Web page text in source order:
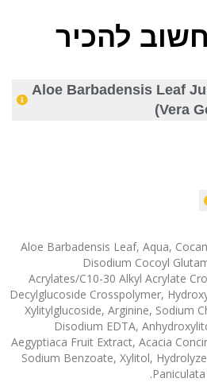
להכיר
Aloe Barbadensis Leaf
Vera
Aloe Barbadensis Leaf, Aqua,
Disodium Cocoyl
Acrylates/C10-30 Alkyl Acrylate
Decylglucoside Crosspolymer,
Xylitylglucoside, Arginine, Sodium
Disodium EDTA,
Aegyptiaca Fruit Extract, Acacia
Sodium Benzoate, Xylitol,